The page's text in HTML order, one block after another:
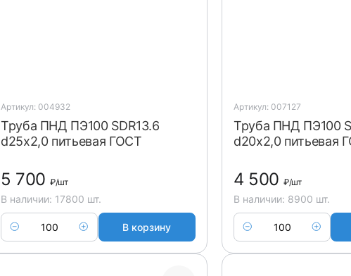
Артикул: 004932
Труба ПНД ПЭ100 SDR13.6
d25x2,0 питьевая ГОСТ
5 700₽/шт
В наличии: 17800 шт.
В корзину
Артикул: 007127
Труба ПНД ПЭ100
d20x2,0 питьевая
4 500₽/шт
В наличии: 8900 шт.